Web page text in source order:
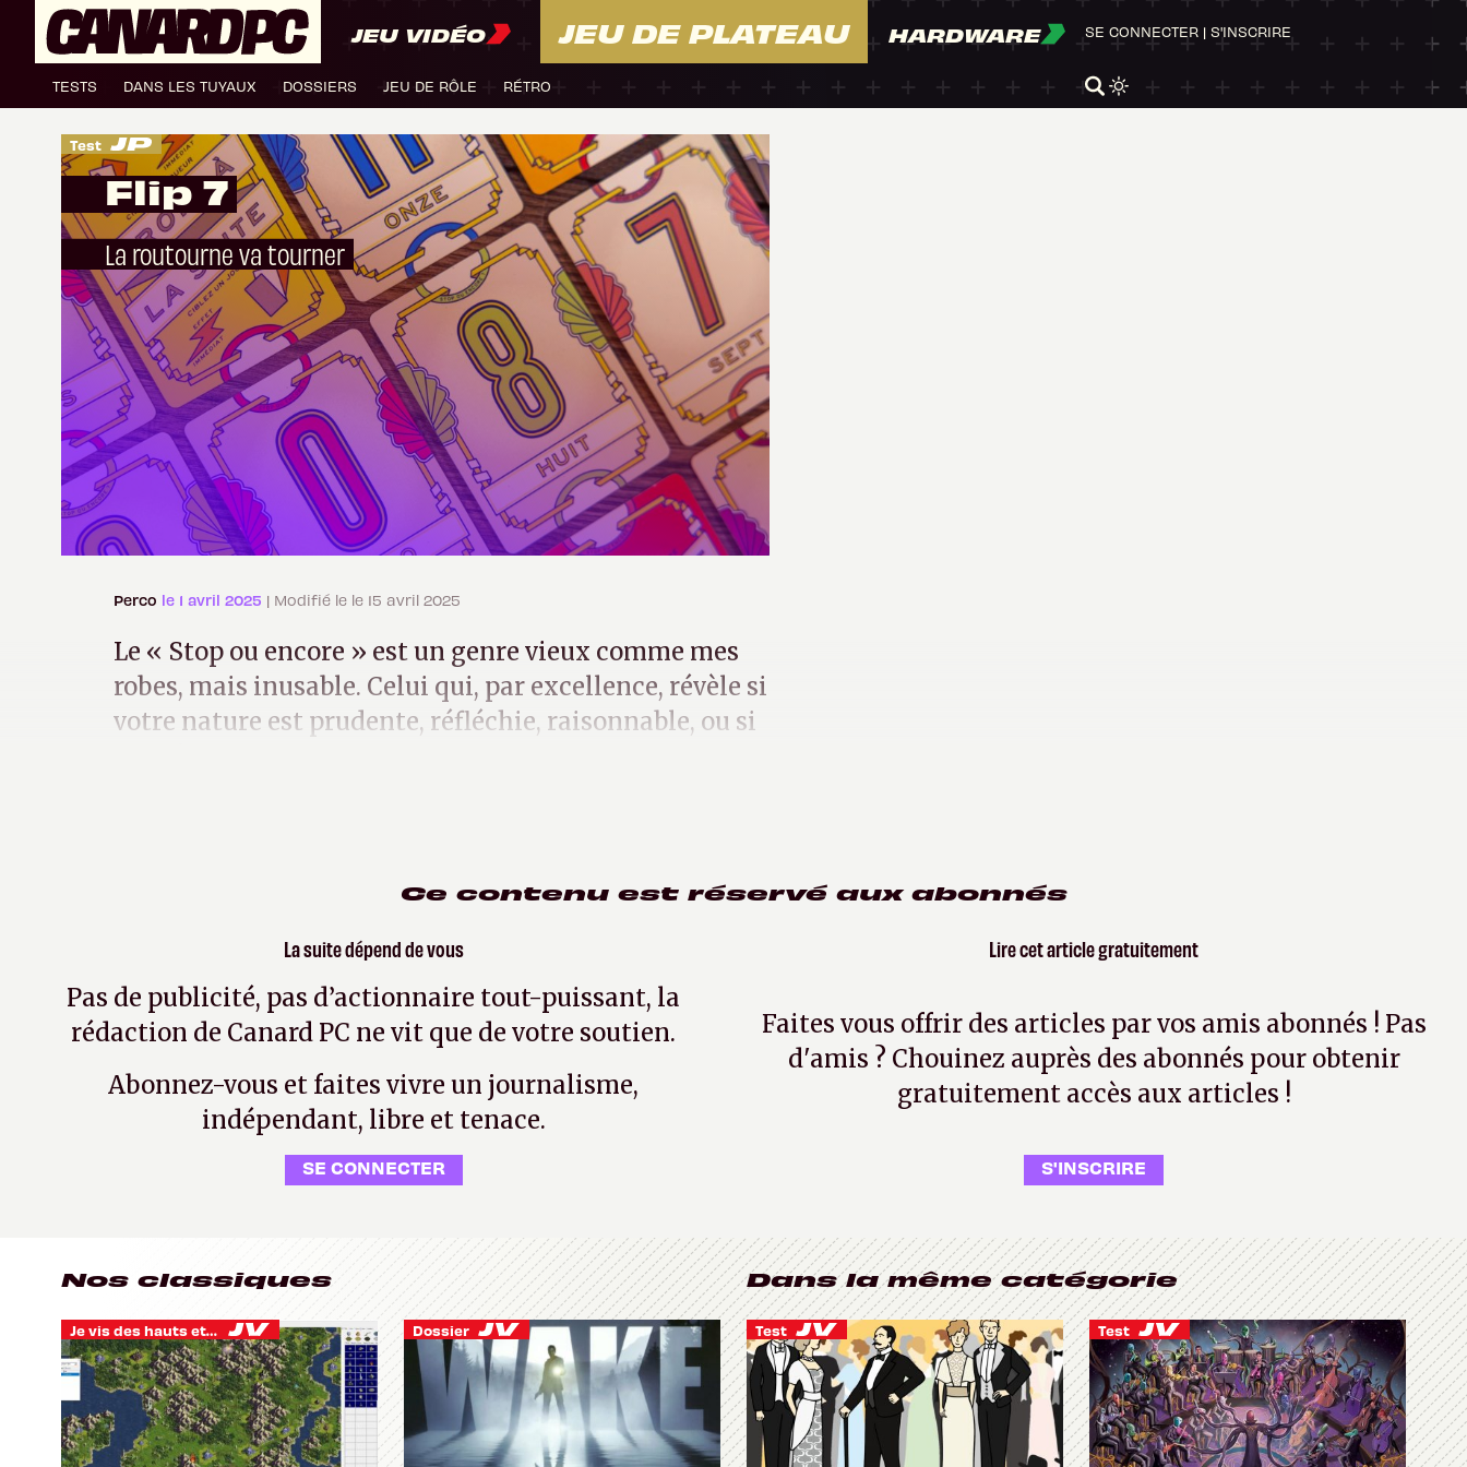
JEU VIDÉO JEU DE PLATEAU HARDWARE
TESTS DANS LES TUYAUX DOSSIERS JEU DE RÔLE RÉTRO
SE CONNECTER | S'INSCRIRE
Test
Flip 7
La routourne va tourner
Perco le 1 avril 2025 | Modifié le le 15 avril 2025
Le « Stop ou encore » est un genre vieux comme mes
robes, mais inusable. Celui qui, par excellence, révèle si
votre nature est prudente, réfléchie, raisonnable, ou si
Ce contenu est réservé aux abonnés
La suite dépend de vous
Pas de publicité, pas d’actionnaire tout-puissant, la
rédaction de Canard PC ne vit que de votre soutien.
Abonnez-vous et faites vivre un journalisme,
indépendant, libre et tenace.
SE CONNECTER
Lire cet article gratuitement
Faites vous offrir des articles par vos amis abonnés ! Pas
d'amis ? Chouinez auprès des abonnés pour obtenir
gratuitement accès aux articles !
S'INSCRIRE
Nos classiques
Je vis des hauts et des bas Dossier
Dans la même catégorie
Test Test